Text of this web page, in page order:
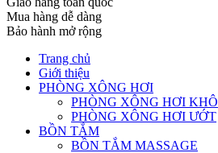
Mua hàng dễ dàng
Bảo hành mở rộng
Trang chủ
Giới thiệu
PHÒNG XÔNG HƠI
PHÒNG XÔNG HƠI KHÔ
PHÒNG XÔNG HƠI ƯỚT
BỒN TẮM
BỒN TẮM MASSAGE